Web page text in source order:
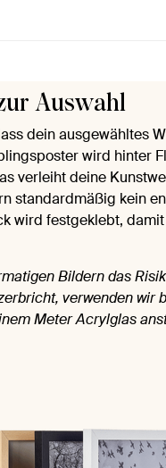
Auswahl
dein ausgewähltes
wird hinter
verleiht deine
standardmäßig kein
wird festgeklebt,
Bildern das
verwenden wir
Meter Acrylglas